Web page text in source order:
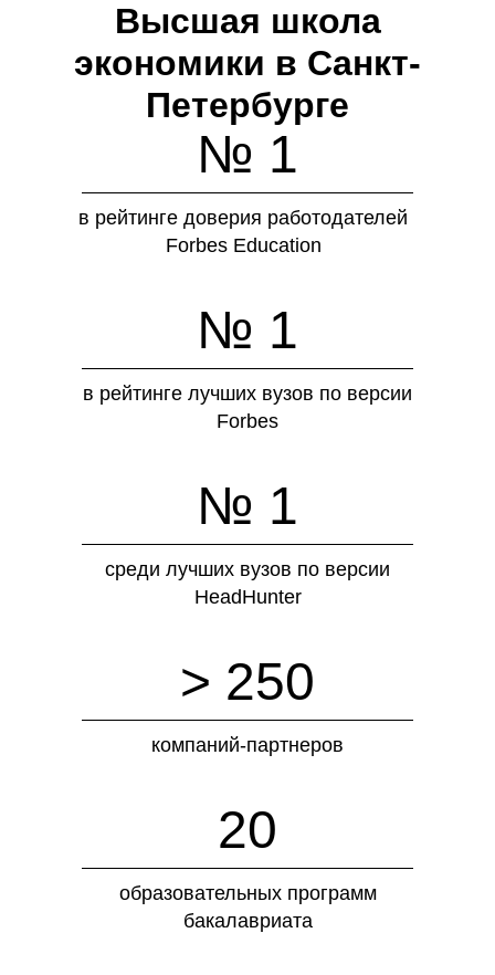
образовательных программ
бакалавриата
20
в рейтинге доверия работодателей
Forbes Education
№ 1
№ 1
в рейтинге лучших вузов по версии
Forbes
№ 1
среди лучших вузов по версии
HeadHunter
> 250
компаний-партнеров
Высшая школа
экономики в Санкт-
Петербурге